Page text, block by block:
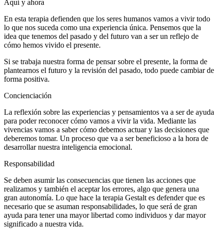
Aquí y ahora
En esta terapia defienden que los seres humanos vamos a vivir todo
lo que nos suceda como una experiencia única. Pensemos que la
idea que tenemos del pasado y del futuro van a ser un reflejo de
cómo hemos vivido el presente.
Si se trabaja nuestra forma de pensar sobre el presente, la forma de
plantearnos el futuro y la revisión del pasado, todo puede cambiar de
forma positiva.
Concienciación
La reflexión sobre las experiencias y pensamientos va a ser de ayuda
para poder reconocer cómo vamos a vivir la vida. Mediante las
vivencias vamos a saber cómo debemos actuar y las decisiones que
deberemos tomar. Un proceso que va a ser beneficioso a la hora de
desarrollar nuestra inteligencia emocional.
Responsabilidad
Se deben asumir las consecuencias que tienen las acciones que
realizamos y también el aceptar los errores, algo que genera una
gran autonomía. Lo que hace la terapia Gestalt es defender que es
necesario que se asuman responsabilidades, lo que será de gran
ayuda para tener una mayor libertad como individuos y dar mayor
significado a nuestra vida.